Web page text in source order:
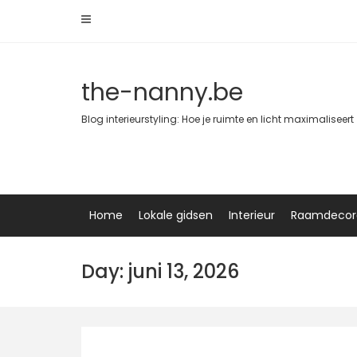
the-nanny.be
Blog interieurstyling: Hoe je ruimte en licht maximaliseert
Home Lokale gidsen Interieur
Day: juni 13, 2026